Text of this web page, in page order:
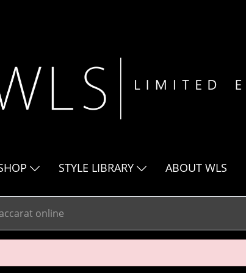
STYLE LIBRARY ABOUT WLS
online